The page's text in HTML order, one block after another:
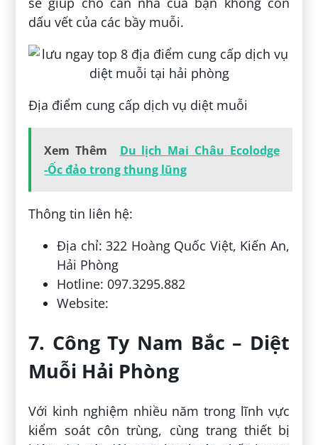
dấu vết của các bầy muỗi.
Địa điểm cung cấp dịch vụ diệt muỗi
Xem Thêm
Du lịch Mai Châu Ecolodge
-Ốc đảo trong thung lũng
Thông tin liên hệ:
Địa chỉ: 322 Hoàng Quốc Việt, Kiến An,
Hải Phòng
Hotline: 097.3295.882
Website:
7. Công Ty Nam Bắc – Diệt
Muỗi Hải Phòng
Với kinh nghiệm nhiều năm trong lĩnh vực
kiểm soát côn trùng, cùng trang thiết bị